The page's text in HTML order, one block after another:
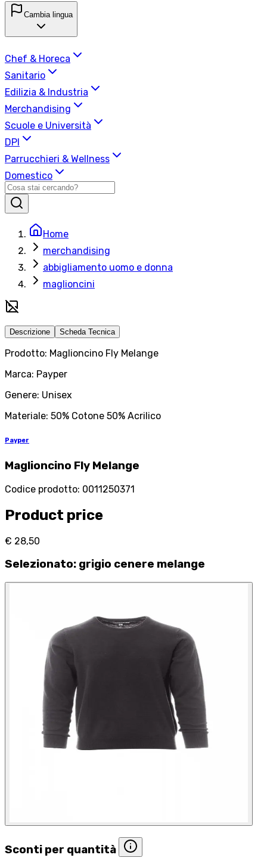
Cambia lingua
Chef & Horeca
Sanitario
Edilizia & Industria
Merchandising
Scuole e Università
DPI
Parrucchieri & Wellness
Domestico
Home
merchandising
abbigliamento uomo e donna
maglioncini
Descrizione Scheda Tecnica
Prodotto: Maglioncino Fly Melange
Marca: Payper
Genere: Unisex
Materiale: 50% Cotone 50% Acrilico
Payper
Maglioncino Fly Melange
Codice prodotto: 0011250371
Product price
€ 28,50
Selezionato: grigio cenere melange
Sconti per quantità